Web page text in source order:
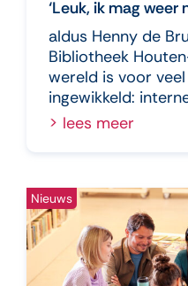
‘Leuk, ik mag
aldus Henny de
Bibliotheek
wereld is voor
ingewikkeld:
lees meer
Nieuws